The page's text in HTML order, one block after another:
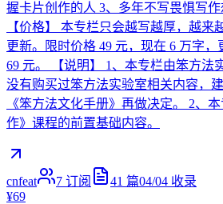
握卡片创作的人 3、多年不写畏惧写
【价格】 本专栏只会越写越厚，越来
更新。限时价格 49 元，现在 6 万字，
69 元。 【说明】 1、本专栏由笨方法
没有购买过笨方法实验室相关内容，
《笨方法文化手册》再做决定。 2、
作》课程的前置基础内容。
cnfeat 7 订阅 41 篇04/04 收录
¥69